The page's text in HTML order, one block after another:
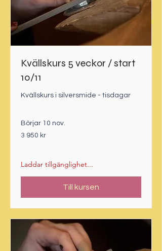
Kvällskurs 5 veckor / start
10/11
Kvällskurs i silversmide - tisdagar
Börjar 10 nov.
3 950
svenska
3 950 kr
Laddar tillgänglighet...
Till kursen